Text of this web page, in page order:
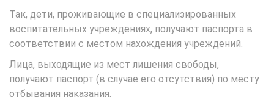
Так, дети, проживающие в специализированных
воспитательных учреждениях, получают паспорта в
соответствии с местом нахождения учреждений.
Лица, выходящие из мест лишения свободы,
получают паспорт (в случае его отсутствия) по месту
отбывания наказания.